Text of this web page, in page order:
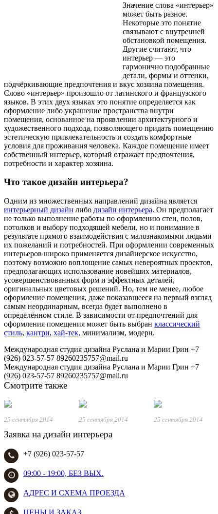
Значение слова «интерьер»
может быть разное.
Некоторые это понятие
связывают с внутренней
обстановкой помещения.
Другие считают, что
интерьер — это
гармонично подобранные
детали, формы и оттенки,
подчёркивающие предпочтения и вкус хозяина помещения.
Слово «интерьер» произошло от латинского и французского
языков. В этих двух языках это понятие определяется как
оформление либо украшение пространства внутри
помещения, основанное на проявлении архитектурного и
художественного подхода, позволяющего придать помещению
эстетическую привлекательность и создать комфортные
условия для проживания человека. Каждое помещение имеет
собственный интерьер, который отражает предпочтения,
потребности и характер хозяина.
Что такое дизайн интерьера?
Одним из множественных направлений дизайна является
интерьерный дизайн либо дизайн интерьера. Он предполагает
не только выполнение работы по оформлению стен, полов,
потолков и выбору подходящей мебели, но и понимание в
результате прямого взаимодействия с малознакомыми людьми
их пожеланий и потребностей. При оформлении современных
интерьеров широко применяется дизайнерское искусство,
поэтому возможно воплощение самых невероятных проектов,
предполагающих использование новейших материалов,
усовершенствованных форм и эффектных деталей,
оригинальных цветовых решений. Но, тем не менее, любое
оформление помещения, даже показавшееся на первый взгляд
самым неординарным, всегда будет выполнено в
определённом стиле. В зависимости от предпочтений для
оформления помещения может быть выбран классический
стиль, кантри, хай-тек, минимализм, модерн.
Международная студия дизайна Руслана и Марии Грин +7
(926) 023-57-57 89260235757@mail.ru
Международная студия дизайна Руслана и Марии Грин +7
(926) 023-57-57 89260235757@mail.ru
Смотрите также
25 сентября 2014 25 сентября 2014 25 сентября 2014
Заявка на дизайн интерьера
+7 (926) 023-57-57
09:00 - 19:00, БЕЗ ВЫХ.
АДРЕС И СХЕМА ПРОЕЗДА
ЦЕНЫ И ЗАКАЗ